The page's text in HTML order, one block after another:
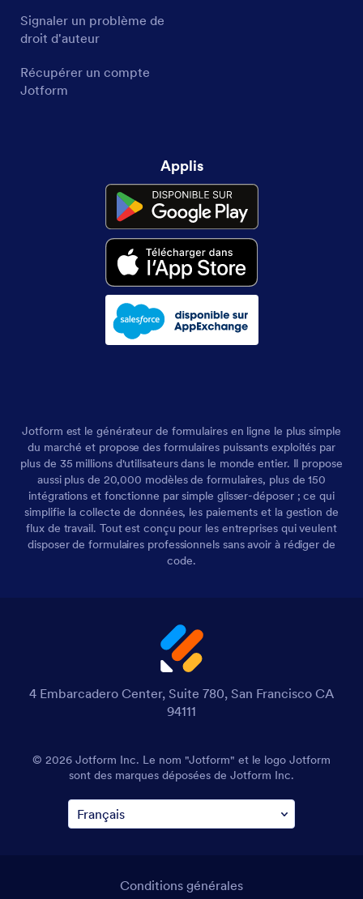
Signaler un problème de
droit d'auteur
Récupérer un compte
Jotform
Applis
Jotform est le générateur de formulaires en ligne le plus simple
du marché et propose des formulaires puissants exploités par
plus de 35 millions d'utilisateurs dans le monde entier. Il propose
aussi plus de 20,000 modèles de formulaires, plus de 150
intégrations et fonctionne par simple glisser-déposer ; ce qui
simplifie la collecte de données, les paiements et la gestion de
flux de travail. Tout est conçu pour les entreprises qui veulent
disposer de formulaires professionnels sans avoir à rédiger de
code.
4 Embarcadero Center, Suite 780, San Francisco CA
94111
© 2026 Jotform Inc. Le nom "Jotform" et le logo Jotform
sont des marques déposées de Jotform Inc.
Conditions générales